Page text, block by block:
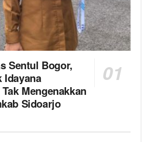
Sentul Bogor,
Idayana
Mengenakkan
Sidoarjo